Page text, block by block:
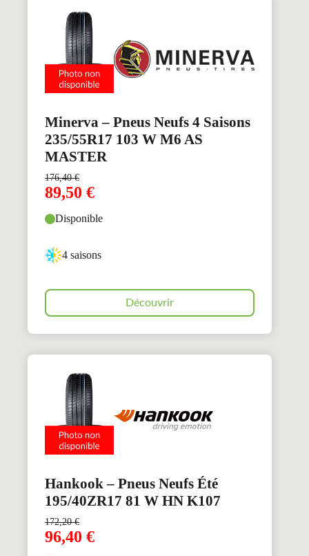
Minerva – Pneus Neufs 4 Saisons
235/55R17 103 W M6 AS
MASTER
176,40€
89,50 €
Disponible
4 saisons
Découvrir
Hankook – Pneus Neufs Été
195/40ZR17 81 W HN K107
172,20€
96,40 €